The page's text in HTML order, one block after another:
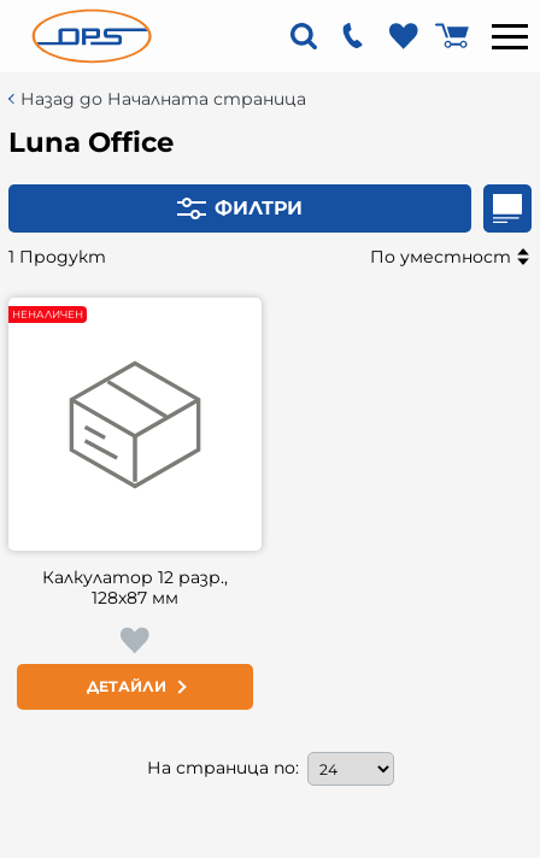
Назад до Началната страница
Luna Office
ФИЛТРИ
1 Продукт По уместност
Калкулатор 12 разр.,
128x87 мм
ДЕТАЙЛИ
НЕНАЛИЧЕН
На страница по: